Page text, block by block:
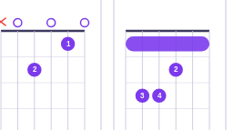
2
1
3 4
2